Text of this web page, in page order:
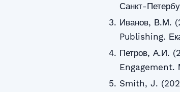
Санкт-
Иванов, В.М.
Publishing.
Петров, А.И.
Engagement.
Smith, J.